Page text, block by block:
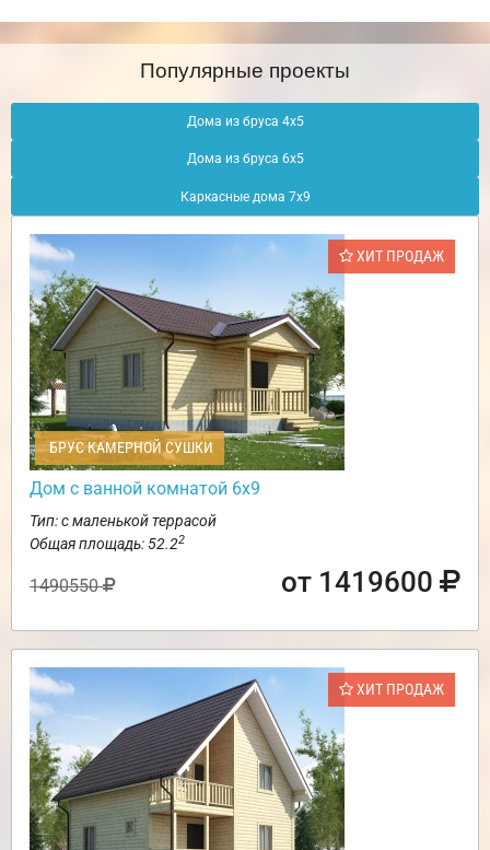
Популярные проекты
Дома из бруса 4х5
Дома из бруса 6х5
Каркасные дома 7х9
ХИТ ПРОДАЖ
БРУС КАМЕРНОЙ СУШКИ
Дом с ванной комнатой 6х9
Тип: с маленькой террасой
Общая площадь: 52.22
1490550 от 1419600
ХИТ ПРОДАЖ